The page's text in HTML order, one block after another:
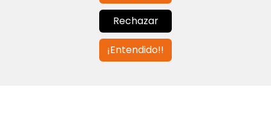
Contáctanos
info@globalagents.net
Rechazar
¡Entendido!!